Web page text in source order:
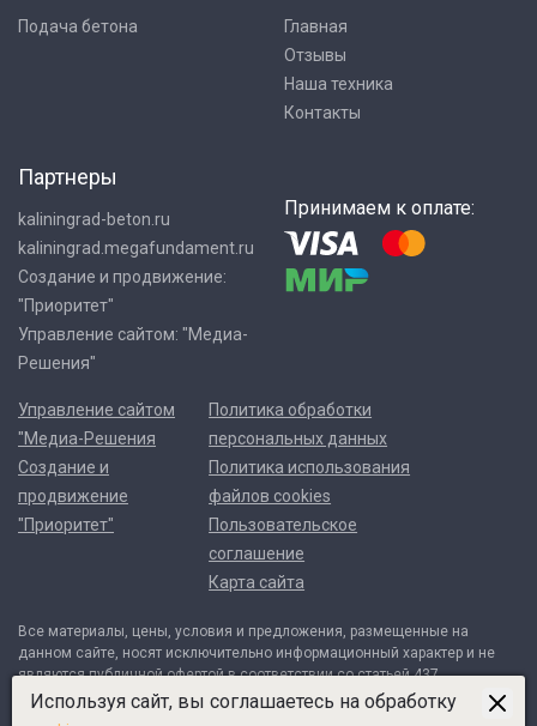
Подача бетона
Главная
Отзывы
Наша техника
Контакты
Партнеры
kaliningrad-beton.ru
kaliningrad.megafundament.ru
Создание и продвижение:
"Приоритет"
Управление сайтом: "Медиа-
Решения"
Принимаем к оплате:
Управление сайтом
"Медиа-Решения
Создание и
продвижение
"Приоритет"
Политика обработки
персональных данных
Политика использования
файлов cookies
Пользовательское
соглашение
Карта сайта
Все материалы, цены, условия и предложения, размещенные на
данном сайте, носят исключительно информационный характер и не
являются публичной офертой в соответствии со статьей 437
Гражданского кодекса Российской Федерации. Договор может быть
Используя сайт, вы соглашаетесь на обработку